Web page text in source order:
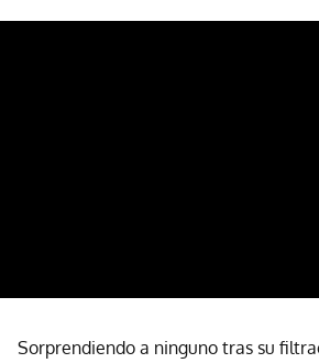
Sorprendiendo a ninguno tras su